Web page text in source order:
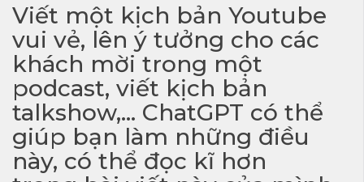
Viết một kịch bản Youtube
vui vẻ, lên ý tưởng cho các
khách mời trong một
podcast, viết kịch bản
talkshow,… ChatGPT có thể
giúp bạn làm những điều
này, có thể đọc kĩ hơn